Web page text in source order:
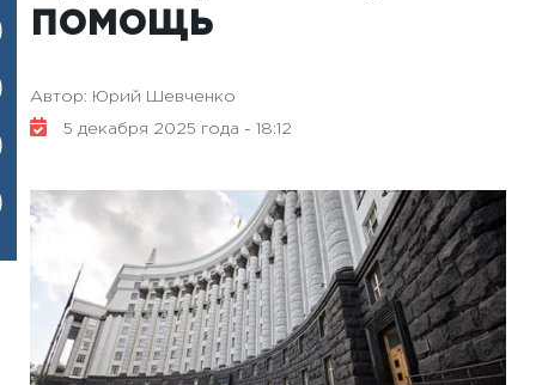
помощь
Автор: Юрий Шевченко
5 декабря 2025 года - 18:12